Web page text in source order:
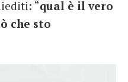
“qual è il vero
che sto